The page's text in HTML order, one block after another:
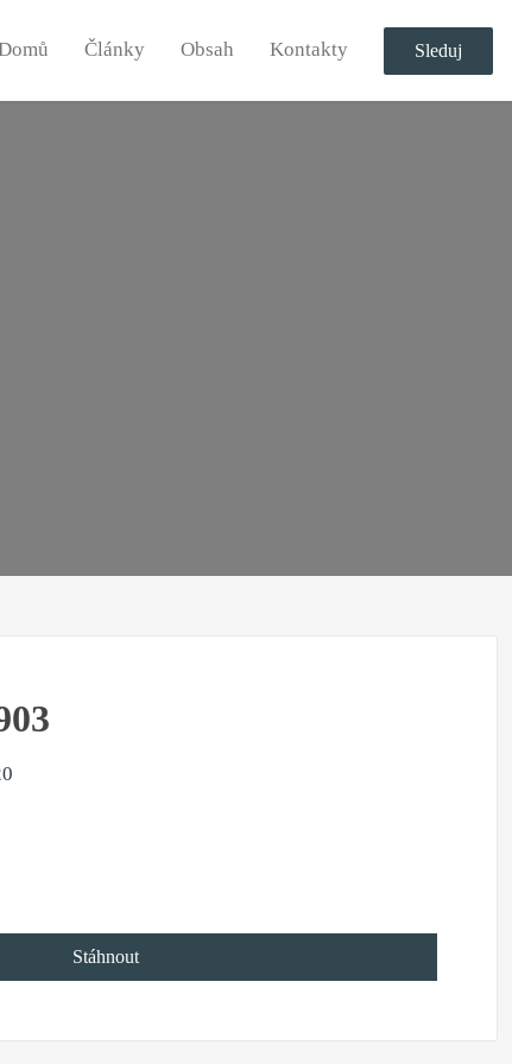
Články Obsah Kontakty Sleduj
Stáhnout